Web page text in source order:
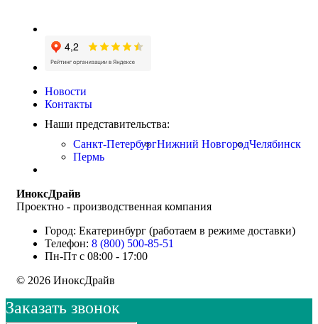
Новости
Контакты
Наши представительства:
Санкт-ПетербургНижний НовгородЧелябинск
Пермь
ИноксДрайв
Проектно - производственная компания
Город: Екатеринбург (работаем в режиме доставки)
Телефон: 8 (800) 500-85-51
Пн-Пт с 08:00 - 17:00
© 2026 ИноксДрайв
Заказать звонок